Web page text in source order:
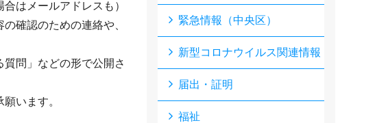
はメールアドレスも）
確認のための連絡や、
問」などの形で公開さ
います。
緊急情報（中央区）
新型コロナウイルス関連情報
届出・証明
福祉